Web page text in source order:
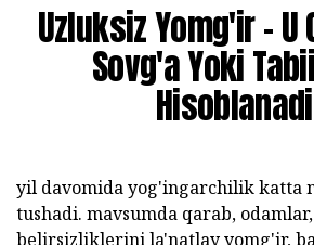
Uzluksiz Yomg'ir - U
Sovg'a Yoki
yil davomida yog'ingarchilik katta
tushadi. mavsumda qarab,
belirsizliklerini la'natlay yomg'ir,